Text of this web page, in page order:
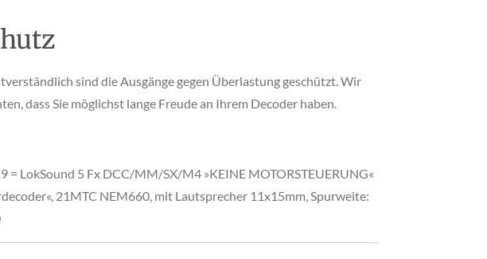
sind die Ausgänge gegen Überlastung geschützt. Wir
dass Sie möglichst lange Freude an Ihrem Decoder haben.
= LokSound 5 Fx DCC/MM/SX/M4 »KEINE MOTORSTEUERUNG«
21MTC NEM660, mit Lautsprecher 11x15mm, Spurweite: